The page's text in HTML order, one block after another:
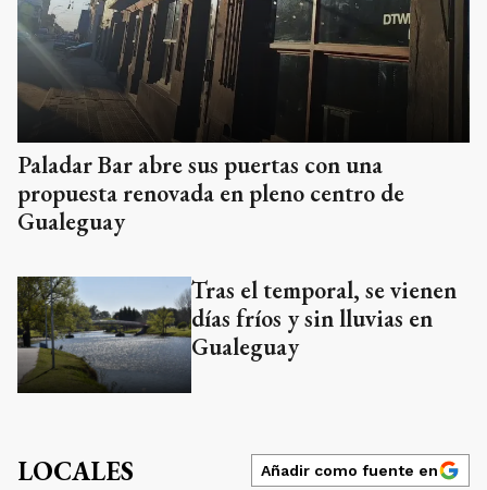
Paladar Bar abre sus puertas con una
propuesta renovada en pleno centro de
Gualeguay
Tras el temporal, se vienen
días fríos y sin lluvias en
Gualeguay
LOCALES Añadir como fuente en